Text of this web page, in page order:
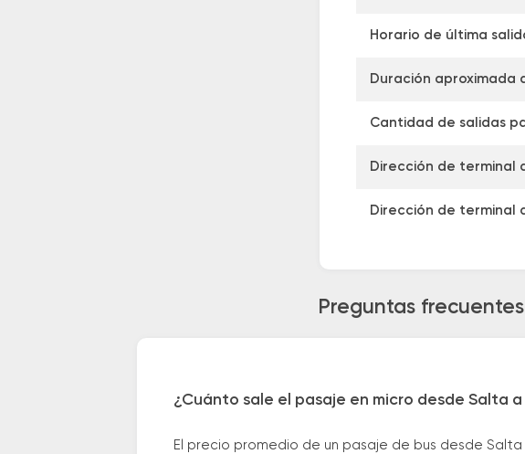
Horario de última
Duración aproximada
Cantidad de salidas
Dirección de terminal
Dirección de terminal
Preguntas
¿Cuánto sale el pasaje en micro desde Salta
El precio promedio de un pasaje de bus desde